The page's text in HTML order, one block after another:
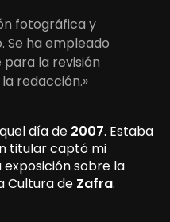
fotográfica y
Se ha empleado
la revisión
redacción.»
día de 2007. Estaba
titular captó mi
sobre la
Cultura de Zafra.